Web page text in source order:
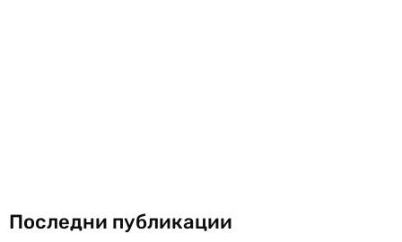
Последни публикации